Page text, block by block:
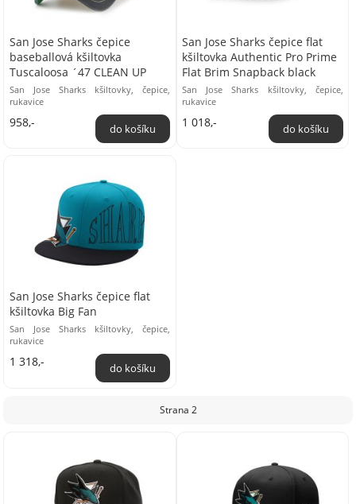
San Jose Sharks čepice
baseballová kšiltovka
Tuscaloosa ´47 CLEAN UP
San Jose Sharks kšiltovky, čepice,
rukavice
958,-
San Jose Sharks čepice flat
kšiltovka Authentic Pro Prime
Flat Brim Snapback black
San Jose Sharks kšiltovky, čepice,
rukavice
1 018,-
San Jose Sharks čepice flat
kšiltovka Big Fan
San Jose Sharks kšiltovky, čepice,
rukavice
1 318,-
Strana 2